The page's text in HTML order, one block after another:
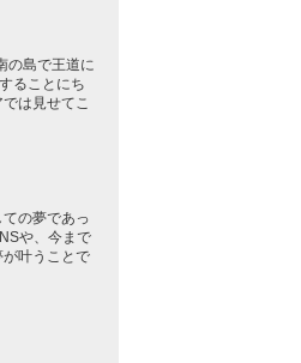
の島で王道に
ることにち
は見せてこ
の夢であっ
や、今まで
叶うことで